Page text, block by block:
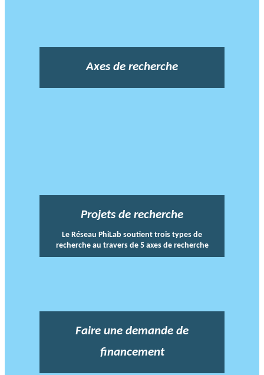
Axes de recherche
Projets de recherche
Le Réseau PhiLab soutient trois types de
recherche au travers de 5 axes de recherche
Faire une demande de
financement